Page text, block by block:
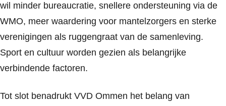
wil minder bureaucratie, snellere ondersteuning via de
WMO, meer waardering voor mantelzorgers en sterke
verenigingen als ruggengraat van de samenleving.
Sport en cultuur worden gezien als belangrijke
verbindende factoren.
Tot slot benadrukt VVD Ommen het belang van